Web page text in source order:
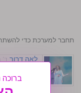
התחבר למערכת כדי
לאה דרור ד׳